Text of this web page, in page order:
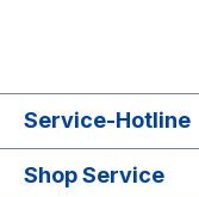
Service-Hotline
Shop Service